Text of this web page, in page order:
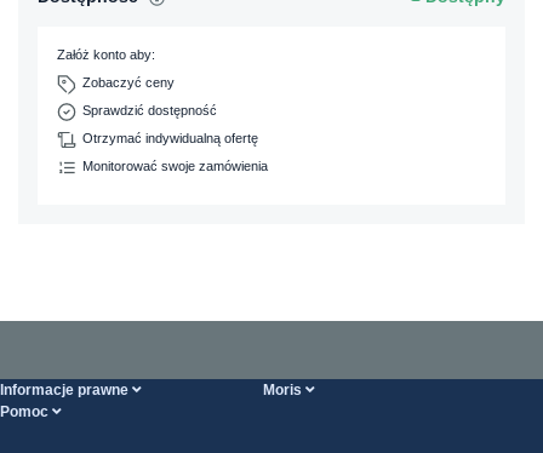
Załóż konto aby:
Zobaczyć ceny
Sprawdzić dostępność
Otrzymać indywidualną ofertę
Monitorować swoje zamówienia
Informacje prawne Moris
Pomoc